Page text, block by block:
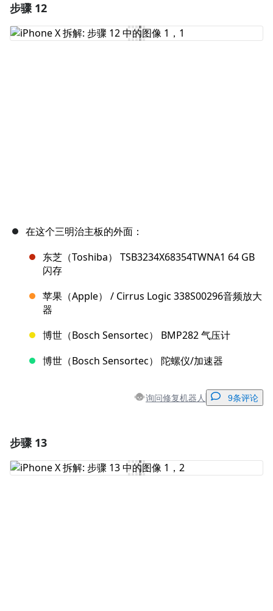
添加评论
步骤 12
在这个三明治主板的外面：
东芝（Toshiba） TSB3234X68354TWNA1 64 GB
闪存
苹果（Apple） / Cirrus Logic 338S00296音频放大
器
博世（Bosch Sensortec） BMP282 气压计
博世（Bosch Sensortec） 陀螺仪/加速器
询问修复机器人 9条评论
添加评论
步骤 13